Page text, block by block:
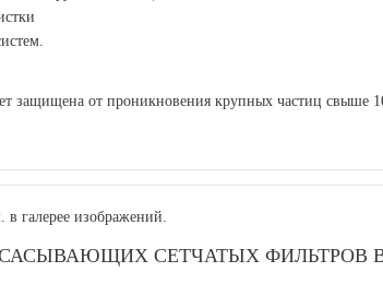
защищена от проникновения крупных частиц свыше
в галерее изображений.
СЕТЧАТЫХ ФИЛЬТРОВ